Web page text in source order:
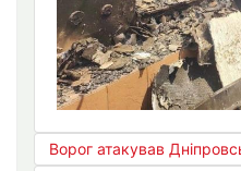
Ворог атакував